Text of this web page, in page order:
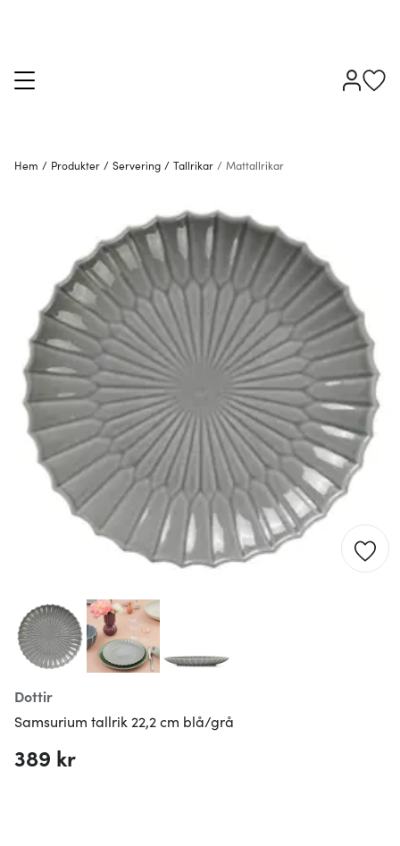
Hem / Produkter / Servering / Tallrikar / Mattallrikar
Dottir
Samsurium tallrik 22,2 cm blå/grå
389 kr